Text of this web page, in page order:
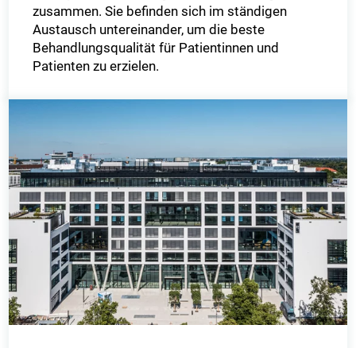
zusammen. Sie befinden sich im ständigen
Austausch untereinander, um die beste
Behandlungsqualität für Patientinnen und
Patienten zu erzielen.